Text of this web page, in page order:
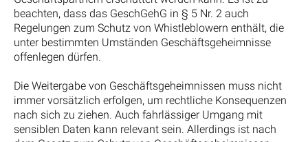
beachten, dass das GeschGehG in § 5 Nr. 2 auch
Regelungen zum Schutz von Whistleblowern enthält, die
unter bestimmten Umständen Geschäftsgeheimnisse
offenlegen dürfen.
Die Weitergabe von Geschäftsgeheimnissen muss nicht
immer vorsätzlich erfolgen, um rechtliche Konsequenzen
nach sich zu ziehen. Auch fahrlässiger Umgang mit
sensiblen Daten kann relevant sein. Allerdings ist nach